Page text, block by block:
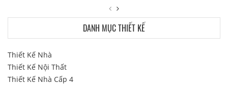
DANH MỤC THIẾT KẾ
Thiết Kế Nhà
Thiết Kế Nội Thất
Thiết Kế Nhà Cấp 4